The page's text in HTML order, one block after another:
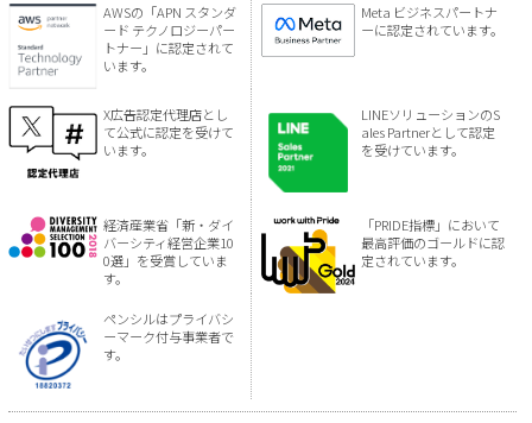
AWSの「APN スタンダ
ード テクノロジーパー
トナー」に認定されて
います。
Meta ビジネスパートナ
ーに認定されています。
X広告認定代理店とし
て公式に認定を受けて
います。
LINEソリューションのS
ales Partnerとして認定
を受けています。
経済産業省「新・ダイ
バーシティ経営企業10
0選」を受賞していま
す。
「PRIDE指標」において
最高評価のゴールドに認
定されています。
ペンシルはプライバシ
ーマーク付与事業者で
す。